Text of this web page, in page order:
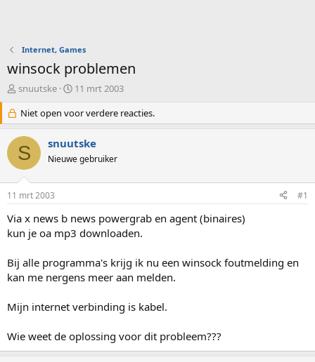
Internet, Games
winsock problemen
O
d
e
r
w
e
s
t
a
r
e
r
snuutske
S
a
r
t
d
a
m
11 mrt 2003
Niet open voor verdere reacties.
S snuutske
Nieuwe gebruiker
11 mrt 2003 #1
Via x news b news powergrab en agent (binaires)
kun je oa mp3 downloaden.
Bij alle programma's krijg ik nu een winsock foutmelding en
kan me nergens meer aan melden.
Mijn internet verbinding is kabel.
Wie weet de oplossing voor dit probleem???